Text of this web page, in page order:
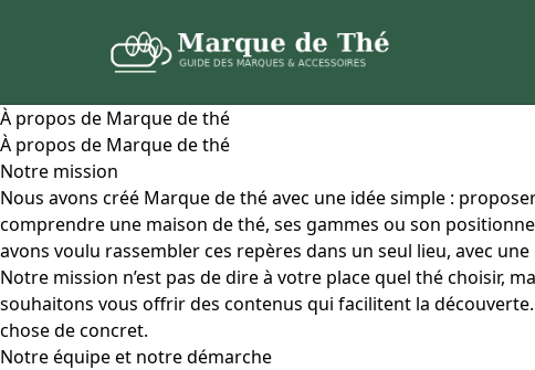
À propos de Marque de thé
À propos de Marque de thé
Notre mission
Nous avons créé Marque de thé avec une idée simple :
comprendre une maison de thé, ses gammes ou son
avons voulu rassembler ces repères dans un seul lieu, avec
Notre mission n’est pas de dire à votre place quel thé choisir,
souhaitons vous offrir des contenus qui facilitent la
chose de concret.
Notre équipe et notre démarche